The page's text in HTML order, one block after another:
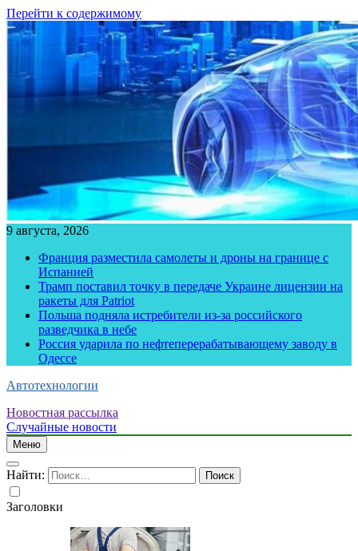
Перейти к содержимому
9 августа, 2026
Франция разместила самолеты и дроны на границе с
Испанией
Трамп поставил точку в передаче Украине лицензии на
ракеты для Patriot
Польша подняла истребители из-за российского
разведчика в небе
Россия ударила по нефтеперерабатывающему заводу в
Одессе
Автотехнологии
Новостная рассылка
Случайные новости
Меню
Найти:
Заголовки